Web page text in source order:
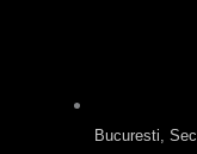
Bucuresti,